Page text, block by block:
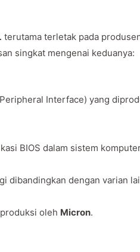
terutama terletak pada
singkat mengenai keduanya:
Interface) yang
BIOS dalam sistem
dibandingkan dengan varian
oleh Micron.